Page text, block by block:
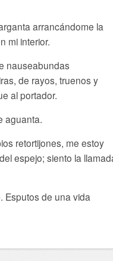
arrancándome la
mi interior.
nauseabundas
de rayos, truenos y
al portador.
aguanta.
retortijones, me estoy
espejo; siento la
Esputos de una vida